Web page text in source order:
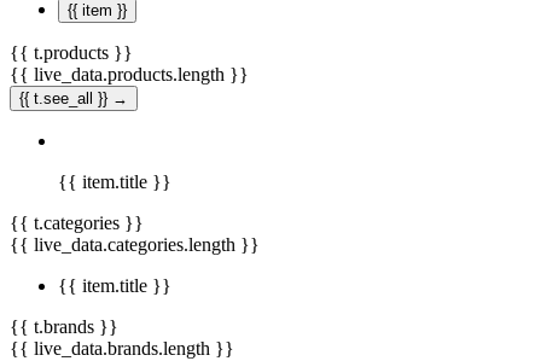
{{ item }}
{{ t.products }}
{{ live_data.products.length }}
{{ t.see_all }} →
{{ item.title }}
{{ t.categories }}
{{ live_data.categories.length }}
{{ item.title }}
{{ t.brands }}
{{ live_data.brands.length }}